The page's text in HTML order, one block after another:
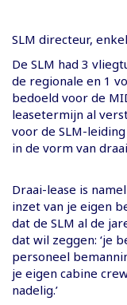
SLM directeur,
De SLM had 3
de regionale en 1
bedoeld voor de
leasetermijn al
voor de SLM-
in de vorm van
Draai-lease is
inzet van je eigen
dat de SLM al de
dat wil zeggen: ‘je
personeel
je eigen cabine
nadelig.’